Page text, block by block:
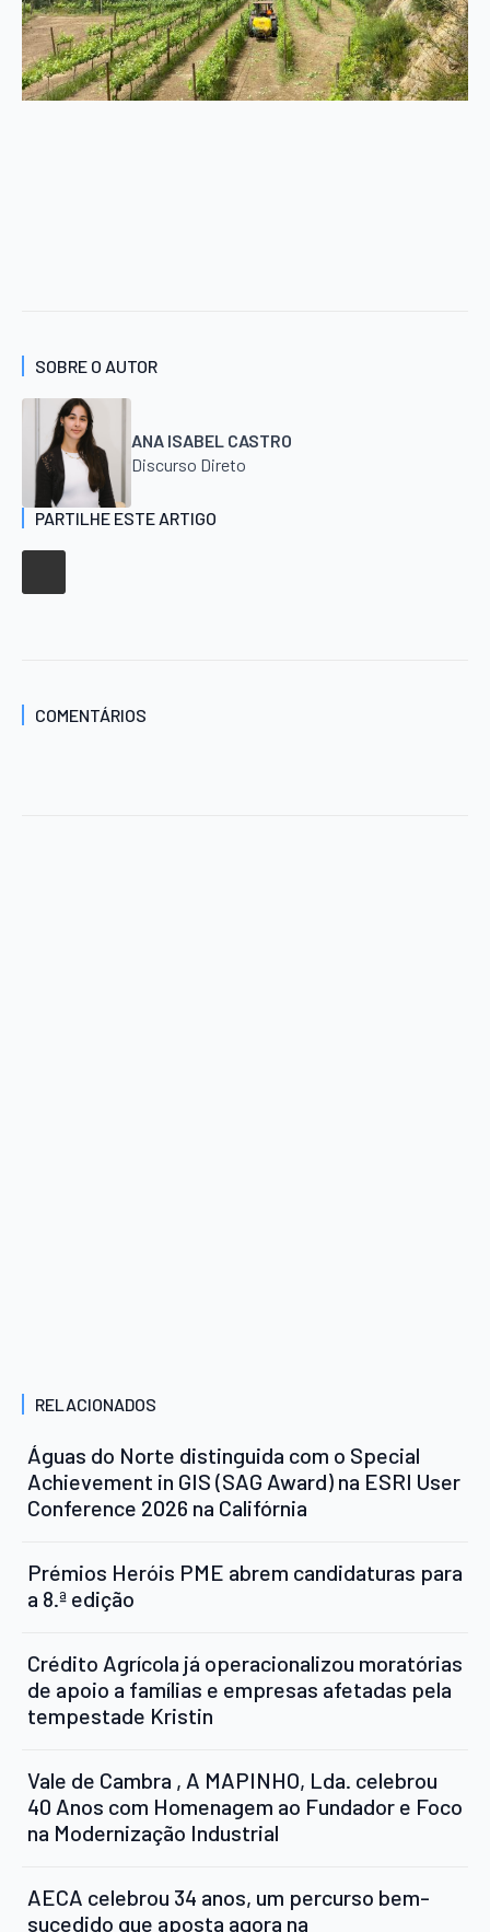
SOBRE O AUTOR
ANA ISABEL CASTRO
Discurso Direto
PARTILHE ESTE ARTIGO
COMENTÁRIOS
RELACIONADOS
Águas do Norte distinguida com o Special
Achievement in GIS (SAG Award) na ESRI User
Conference 2026 na Califórnia
Prémios Heróis PME abrem candidaturas para
a 8.ª edição
Crédito Agrícola já operacionalizou moratórias
de apoio a famílias e empresas afetadas pela
tempestade Kristin
Vale de Cambra , A MAPINHO, Lda. celebrou
40 Anos com Homenagem ao Fundador e Foco
na Modernização Industrial
AECA celebrou 34 anos, um percurso bem-
sucedido que aposta agora na